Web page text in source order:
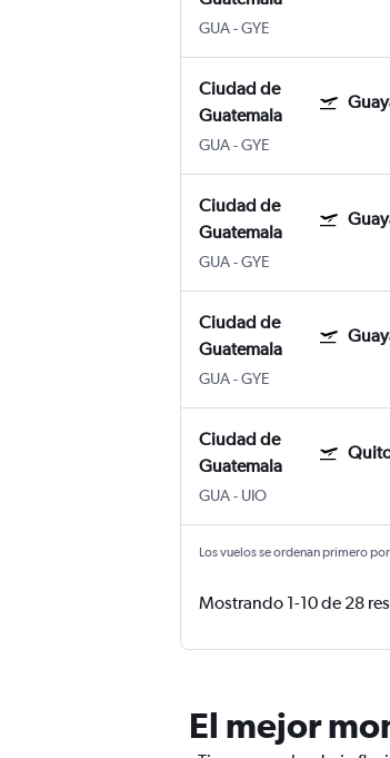
GUA-GYE
Ciudad de
Guatemala
GUA-GYE
Ciudad de
Guatemala
GUA-GYE
Ciudad de
Guatemala
GUA-GYE
Ciudad de
Guatemala
GUA- UIO
Los vuelos se ordenan primero
Mostrando 1-10 de 28
El mejor